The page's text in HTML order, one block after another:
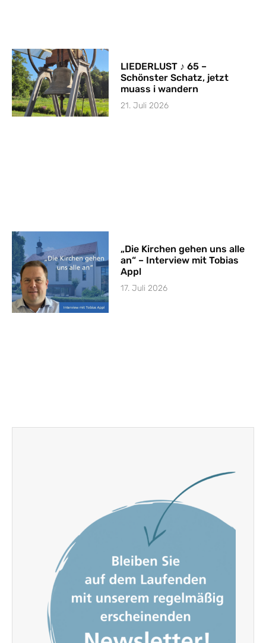
LIEDERLUST ♪ 65 –
Schönster Schatz, jetzt
muass i wandern
21. Juli 2026
„Die Kirchen gehen uns alle
an“ – Interview mit Tobias
Appl
17. Juli 2026